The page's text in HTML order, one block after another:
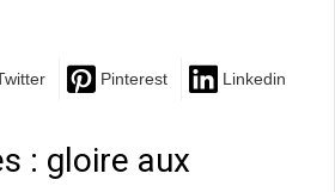
Pinterest Linkedin
: gloire aux